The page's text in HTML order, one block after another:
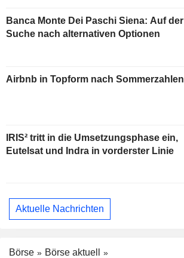
Banca Monte Dei Paschi Siena: Auf der
Suche nach alternativen Optionen
Airbnb in Topform nach Sommerzahlen
IRIS² tritt in die Umsetzungsphase ein,
Eutelsat und Indra in vorderster Linie
Aktuelle Nachrichten
Börse
Börse aktuell